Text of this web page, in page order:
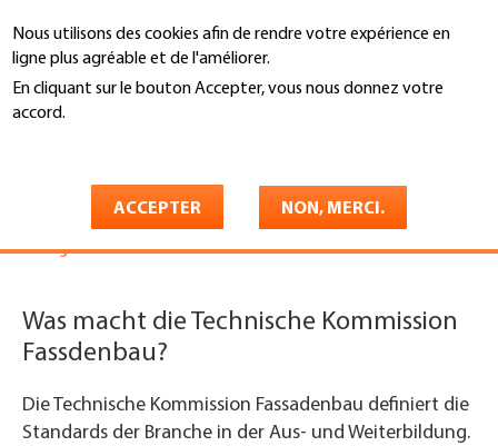
Nous utilisons des cookies afin de rendre votre expérience en
ligne plus agréable et de l'améliorer.
En cliquant sur le bouton Accepter, vous nous donnez votre
accord.
ACCEPTER NON, MERCI.
au
contenu
principal
Recherche
You
Commission technique
Façades
Was macht die Technische Kommission
Fassdenbau?
Die Technische Kommission Fassadenbau definiert die
Standards der Branche in der Aus- und Weiterbildung.